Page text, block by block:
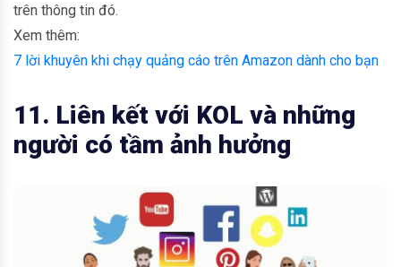
trên thông tin đó.
Xem thêm:
7 lời khuyên khi chạy quảng cáo trên Amazon dành cho bạn
11. Liên kết với KOL và những
người có tầm ảnh hưởng